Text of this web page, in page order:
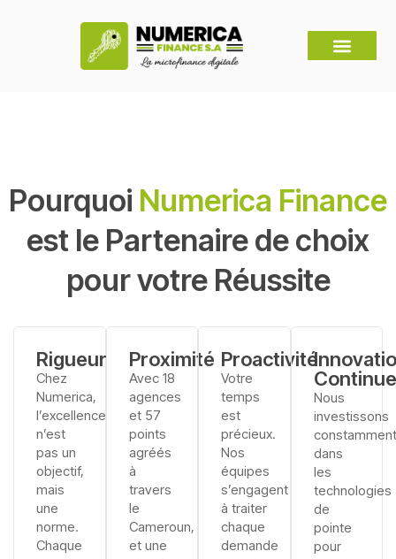
Pourquoi Numerica Finance
est le Partenaire de choix
pour votre Réussite
Rigueur
Chez
Numerica,
l’excellence
n’est
pas un
objectif,
mais
une
norme.
Chaque
Proximité
Avec 18
agences
et 57
points
agréés
à
travers
le
Cameroun,
et une
Proactivité
Votre
temps
est
précieux.
Nos
équipes
s’engagent
à traiter
chaque
demande
Continue
Nous
investissons
constamment
dans
les
technologies
de
pointe
pour